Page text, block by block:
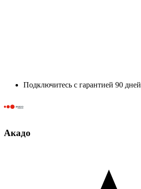
Подключитесь с гарантией 90 дней
Акадо